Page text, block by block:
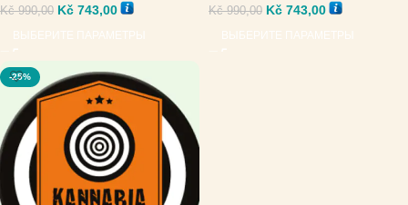
Kč990,00 Kč 743,00
ВЫБЕРИТЕ ПАРАМЕТРЫ
Kč990,00 Kč 743,00
ВЫБЕРИТЕ ПАРАМЕТРЫ
-25%